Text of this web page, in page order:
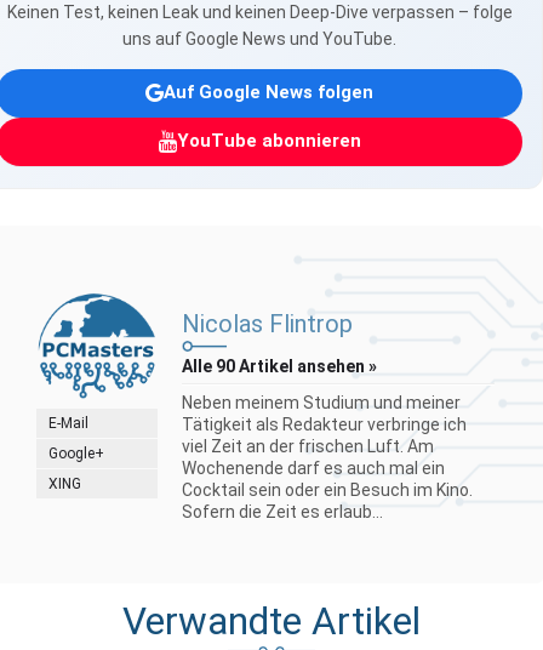
Keinen Test, keinen Leak und keinen Deep-Dive verpassen – folge
uns auf Google News und YouTube.
Auf Google News folgen
YouTube abonnieren
E-Mail
Google+
XING
Nicolas Flintrop
Alle 90 Artikel ansehen »
Neben meinem Studium und meiner
Tätigkeit als Redakteur verbringe ich
viel Zeit an der frischen Luft. Am
Wochenende darf es auch mal ein
Cocktail sein oder ein Besuch im Kino.
Sofern die Zeit es erlaub...
Verwandte Artikel